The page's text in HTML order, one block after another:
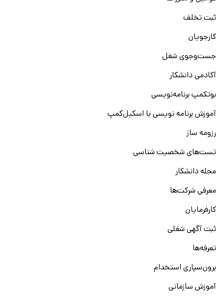
ثبت تخلف
کارجویان
جست‌و‌جوی شغل
آکادمی دانشکار
بوتکمپ برنامه‌نویسی
آموزش برنامه نویسی با اسکیل‌کمپ
رزومه ساز
تست‌های شخصیت شناسی
مجله دانشکار
معرفی شرکت‌ها
کارفرمایان
ثبت آگهی شغلی
تعرفه‌ها
برون‌سپاری استخدام
آموزش سازمانی